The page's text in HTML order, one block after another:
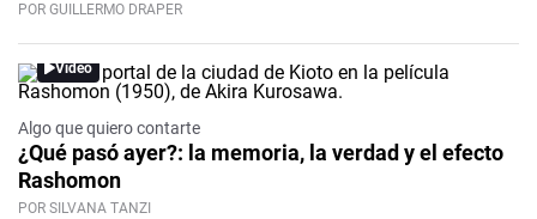
POR GUILLERMO DRAPER
Video
Algo que quiero contarte
¿Qué pasó ayer?: la memoria, la verdad y el efecto
Rashomon
POR SILVANA TANZI